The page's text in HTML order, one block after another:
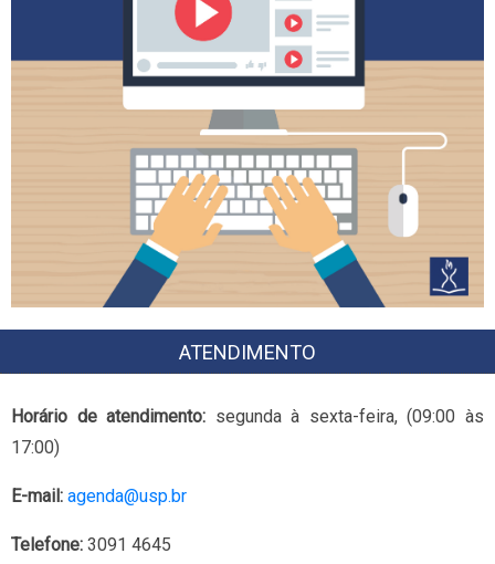
ATENDIMENTO
Horário de atendimento: segunda à sexta-feira, (09:00 às
17:00)
E-mail: agenda@usp.br
Telefone: 3091 4645